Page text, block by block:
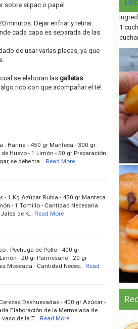
sobre silpac o papel
minutos. Dejar enfriar y retirar.
cada capa es separada de las
de usar varias placas, ya que
se elaboran lasgalletas
rico con que acompañar el té!
: Harina - 450 gr Manteca - 300 gr
Huevo - 1 Limón - 50 gr Preparación
se debe tra…
Read More
- 1 Kg Azúcar Rubia - 450 gr Manteca
- 1 Tomillo - Cantidad Necesaria
de K…
Read More
: Pechuga de Pollo - 400 gr
- 20 gr Parmesano - 20 gr
Moscada - Cantidad Neces…
Read
Deshuesadas - 400 gr Azúcar -
Elaboración de la Mermelada de
de la T…
Read More
1